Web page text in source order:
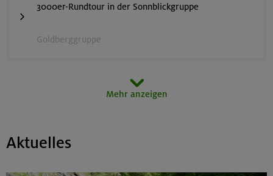
3000er-Rundtour in der Sonnblickgruppe
Goldberggruppe
Zillertaler Alpen
Mehr anzeigen
Aktuelles